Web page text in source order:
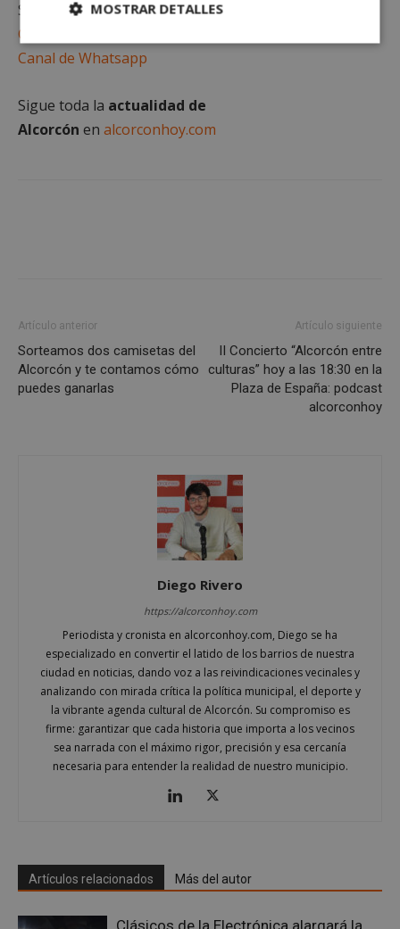
Suscríbete gratis al
Canal de Telegram
Canal de Whatsapp
Sigue toda la actualidad de
Alcorcón en alcorconhoy.com
Artículo anterior
Sorteamos dos camisetas del
Alcorcón y te contamos cómo
puedes ganarlas
Artículo siguiente
II Concierto “Alcorcón entre
culturas” hoy a las 18:30 en la
Plaza de España: podcast
alcorconhoy
Diego Rivero
https://alcorconhoy.com
Periodista y cronista en alcorconhoy.com, Diego se ha
especializado en convertir el latido de los barrios de nuestra
ciudad en noticias, dando voz a las reivindicaciones vecinales y
analizando con mirada crítica la política municipal, el deporte y
la vibrante agenda cultural de Alcorcón. Su compromiso es
firme: garantizar que cada historia que importa a los vecinos
sea narrada con el máximo rigor, precisión y esa cercanía
necesaria para entender la realidad de nuestro municipio.
Artículos relacionados Más del autor
Clásicos de la Electrónica alargará la
MOSTRAR DETALLES
Cookies
estrictamente
Cookies de
Cookies estrictamente necesarias
Cookies de rendimiento
Las cookies estrictamente necesarias permiten la
funcionalidad principal del sitio web, como el
inicio de sesión de usuario y la gestión de cuentas.
El sitio web no se puede utilizar correctamente sin
las cookies estrictamente necesarias.
PHP.net
Privacy Policy